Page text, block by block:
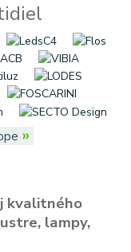
»
kvalitného
lampy,